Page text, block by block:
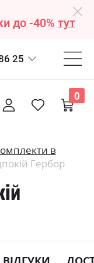
до -40% тут
25
0
в
Гербор